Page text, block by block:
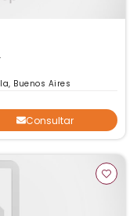
Buenos Aires
Consultar